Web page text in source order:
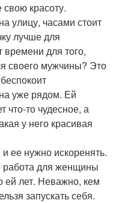
красоту.
улицу, часами стоит
лучше для
для того,
своего мужчины? Это
уже рядом. Ей
что-то чудесное, а
у него красивая
ее нужно искоренять.
работа для женщины
ей лет. Неважно, кем
запускать себя.